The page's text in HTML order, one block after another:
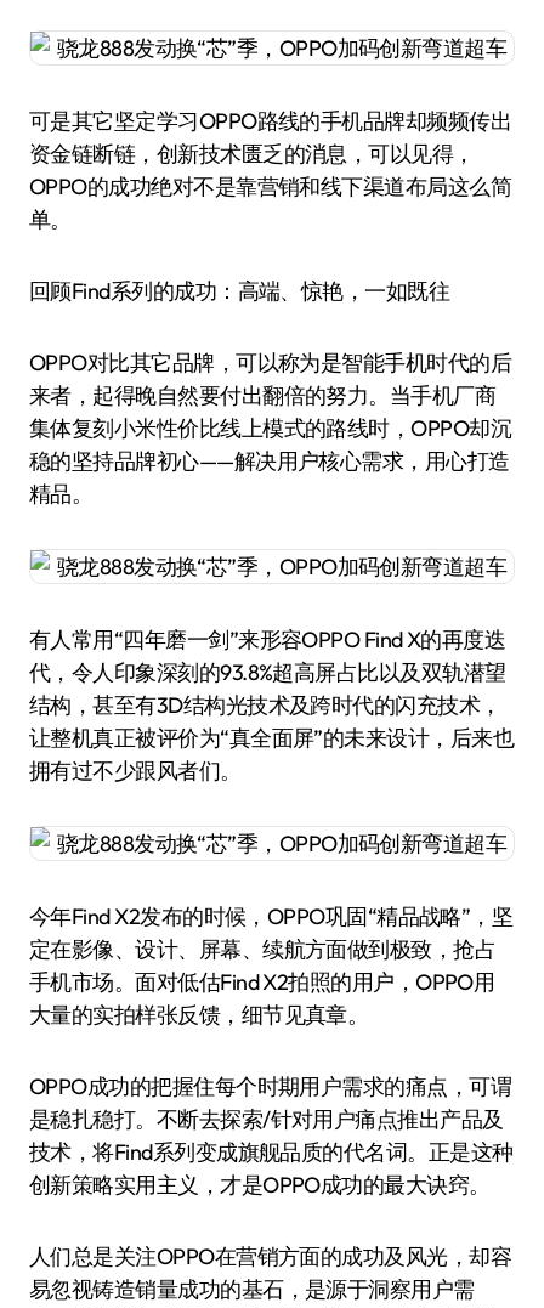
可是其它坚定学习OPPO路线的手机品牌却频频传出
资金链断链，创新技术匮乏的消息，可以见得，
OPPO的成功绝对不是靠营销和线下渠道布局这么简
单。
回顾Find系列的成功：高端、惊艳，一如既往
OPPO对比其它品牌，可以称为是智能手机时代的后
来者，起得晚自然要付出翻倍的努力。当手机厂商
集体复刻小米性价比线上模式的路线时，OPPO却沉
稳的坚持品牌初心——解决用户核心需求，用心打造
精品。
有人常用“四年磨一剑”来形容OPPO Find X的再度迭
代，令人印象深刻的93.8%超高屏占比以及双轨潜望
结构，甚至有3D结构光技术及跨时代的闪充技术，
让整机真正被评价为“真全面屏”的未来设计，后来也
拥有过不少跟风者们。
今年Find X2发布的时候，OPPO巩固“精品战略”，坚
定在影像、设计、屏幕、续航方面做到极致，抢占
手机市场。面对低估Find X2拍照的用户，OPPO用
大量的实拍样张反馈，细节见真章。
OPPO成功的把握住每个时期用户需求的痛点，可谓
是稳扎稳打。不断去探索/针对用户痛点推出产品及
技术，将Find系列变成旗舰品质的代名词。正是这种
创新策略实用主义，才是OPPO成功的最大诀窍。
人们总是关注OPPO在营销方面的成功及风光，却容
易忽视铸造销量成功的基石，是源于洞察用户需